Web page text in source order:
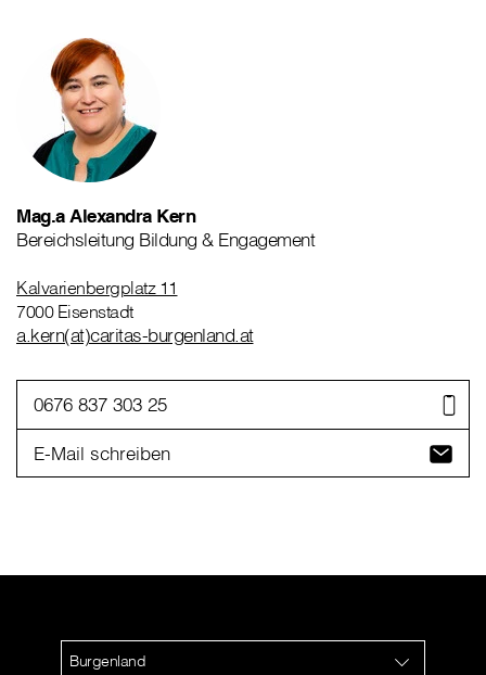
Mag.a Alexandra Kern
Bereichsleitung Bildung & Engagement
Kalvarienbergplatz 11
7000 Eisenstadt
a.kern(at)caritas-burgenland.at
0676 837 303 25
E-Mail schreiben
Burgenland